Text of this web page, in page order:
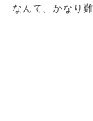
なんて、かなり